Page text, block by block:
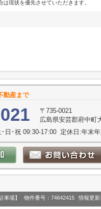
現状を優先させていただきます。
動産まで
〒735-0021
広島県安芸郡府中町
日･祝 09:30-17:00 定休日:年末
車場】 物件番号：74642415 情報更新